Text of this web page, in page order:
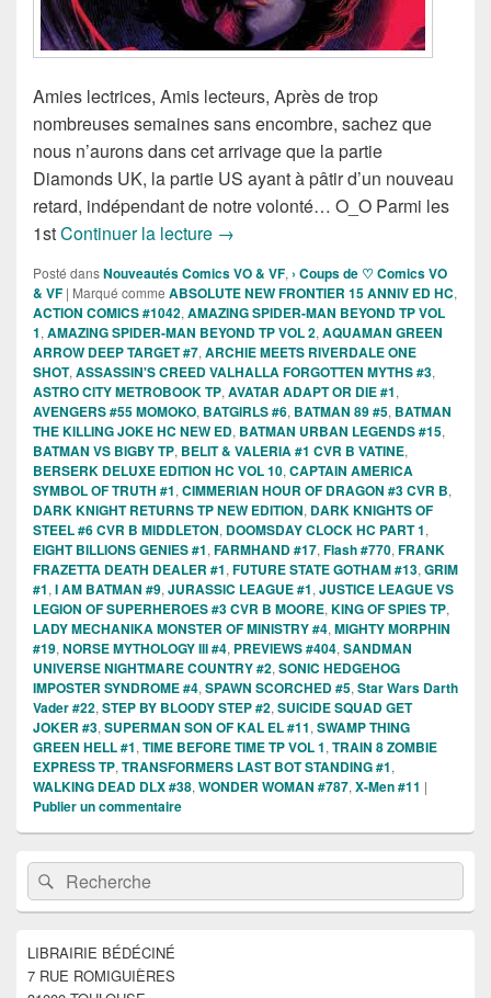
Amies lectrices, Amis lecteurs, Après de trop
nombreuses semaines sans encombre, sachez que
nous n’aurons dans cet arrivage que la partie
Diamonds UK, la partie US ayant à pâtir d’un nouveau
retard, indépendant de notre volonté… O_O Parmi les
1stContinuer la lecture Sorties Comics VO de la semaine
→
Posté dansNouveautés Comics VO & VF, › Coups de ♡ Comics VO
& VF | Marqué comme ABSOLUTE NEW FRONTIER 15 ANNIV ED HC,
ACTION COMICS #1042, AMAZING SPIDER-MAN BEYOND TP VOL
1, AMAZING SPIDER-MAN BEYOND TP VOL 2, AQUAMAN GREEN
ARROW DEEP TARGET #7, ARCHIE MEETS RIVERDALE ONE
SHOT, ASSASSIN'S CREED VALHALLA FORGOTTEN MYTHS #3,
ASTRO CITY METROBOOK TP, AVATAR ADAPT OR DIE #1,
AVENGERS #55 MOMOKO, BATGIRLS #6, BATMAN 89 #5, BATMAN
THE KILLING JOKE HC NEW ED, BATMAN URBAN LEGENDS #15,
BATMAN VS BIGBY TP, BELIT & VALERIA #1 CVR B VATINE,
BERSERK DELUXE EDITION HC VOL 10, CAPTAIN AMERICA
SYMBOL OF TRUTH #1, CIMMERIAN HOUR OF DRAGON #3 CVR B,
DARK KNIGHT RETURNS TP NEW EDITION, DARK KNIGHTS OF
STEEL #6 CVR B MIDDLETON, DOOMSDAY CLOCK HC PART 1,
EIGHT BILLIONS GENIES #1, FARMHAND #17, Flash #770, FRANK
FRAZETTA DEATH DEALER #1, FUTURE STATE GOTHAM #13, GRIM
#1, I AM BATMAN #9, JURASSIC LEAGUE #1, JUSTICE LEAGUE VS
LEGION OF SUPERHEROES #3 CVR B MOORE, KING OF SPIES TP,
LADY MECHANIKA MONSTER OF MINISTRY #4, MIGHTY MORPHIN
#19, NORSE MYTHOLOGY III #4, PREVIEWS #404, SANDMAN
UNIVERSE NIGHTMARE COUNTRY #2, SONIC HEDGEHOG
IMPOSTER SYNDROME #4, SPAWN SCORCHED #5, Star Wars Darth
Vader #22, STEP BY BLOODY STEP #2, SUICIDE SQUAD GET
JOKER #3, SUPERMAN SON OF KAL EL #11, SWAMP THING
GREEN HELL #1, TIME BEFORE TIME TP VOL 1, TRAIN 8 ZOMBIE
EXPRESS TP, TRANSFORMERS LAST BOT STANDING #1,
WALKING DEAD DLX #38, WONDER WOMAN #787, X-Men #11 |
Publier un commentaire
Zone
principale
de
widget
barre
Recherche :Rechercher
LIBRAIRIE BÉDÉCINÉ
7 RUE ROMIGUIÈRES